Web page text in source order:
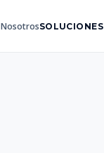
NosotrosSOLUCIONES